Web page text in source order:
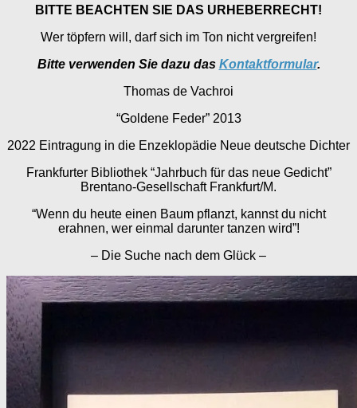
BITTE BEACHTEN SIE DAS URHEBERRECHT!
Wer töpfern will, darf sich im Ton nicht vergreifen!
Bitte verwenden Sie dazu das Kontaktformular.
Thomas de Vachroi
“Goldene Feder” 2013
2022 Eintragung in die Enzeklopädie Neue deutsche Dichter
Frankfurter Bibliothek “Jahrbuch für das neue Gedicht”
Brentano-Gesellschaft Frankfurt/M.
“Wenn du heute einen Baum pflanzt, kannst du nicht
erahnen, wer einmal darunter tanzen wird”!
– Die Suche nach dem Glück –